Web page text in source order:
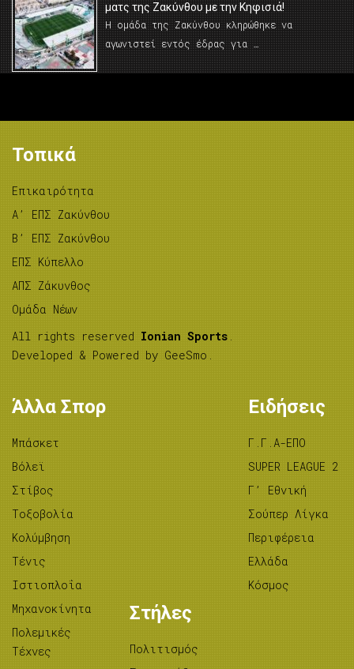
ματς της Ζακύνθου με την Κηφισιά!
Η ομάδα της Ζακύνθου κληρώθηκε να
αγωνιστεί εντός έδρας για …
Τοπικά
Επικαιρότητα
A’ ΕΠΣ Ζακύνθου
B’ ΕΠΣ Ζακύνθου
ΕΠΣ Κύπελλο
ΑΠΣ Ζάκυνθος
Ομάδα Νέων
All rights reserved Ionian Sports .
Developed & Powered by GeeSmo .
Άλλα Σπορ
Μπάσκετ
Βόλεϊ
Στίβος
Tοξοβολία
Κολύμβηση
Τένις
Ιστιοπλοΐα
Μηχανοκίνητα
Πολεμικές
Τέχνες
Ειδήσεις
Γ.Γ.Α-ΕΠΟ
SUPER LEAGUE 2
Γ’ Εθνική
Σούπερ Λίγκα
Περιφέρεια
Ελλάδα
Κόσμος
Στήλες
Πολιτισμός